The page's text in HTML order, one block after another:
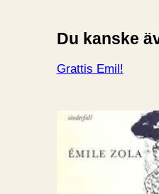
Du kanske
Grattis Emil!